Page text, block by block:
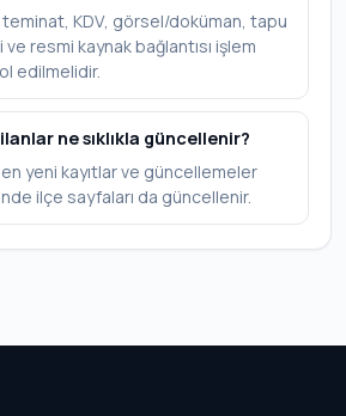
KDV, görsel/doküman, tapu
resmi kaynak bağlantısı işlem
edilmelidir.
ne sıklıkla güncellenir?
yeni kayıtlar ve güncellemeler
ilçe sayfaları da güncellenir.